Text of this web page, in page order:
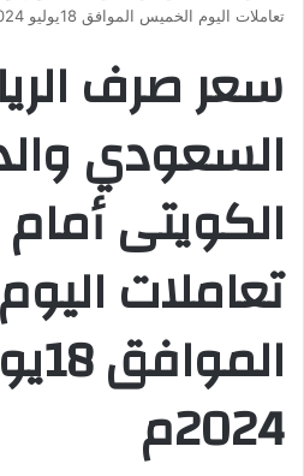
تعاملات اليوم الخميس الموافق 18يوليو 2024م
سعر صرف
السعودي
الكويتى
تعاملات
2024م